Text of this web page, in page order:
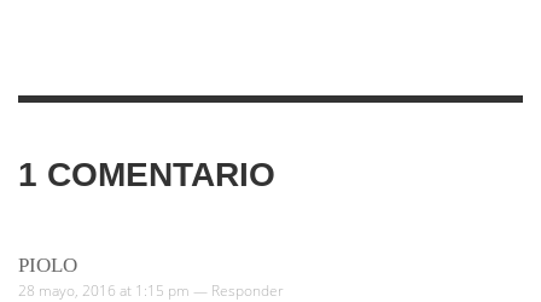
1 COMENTARIO
PIOLO
28 mayo, 2016 at 1:15 pm — Responder